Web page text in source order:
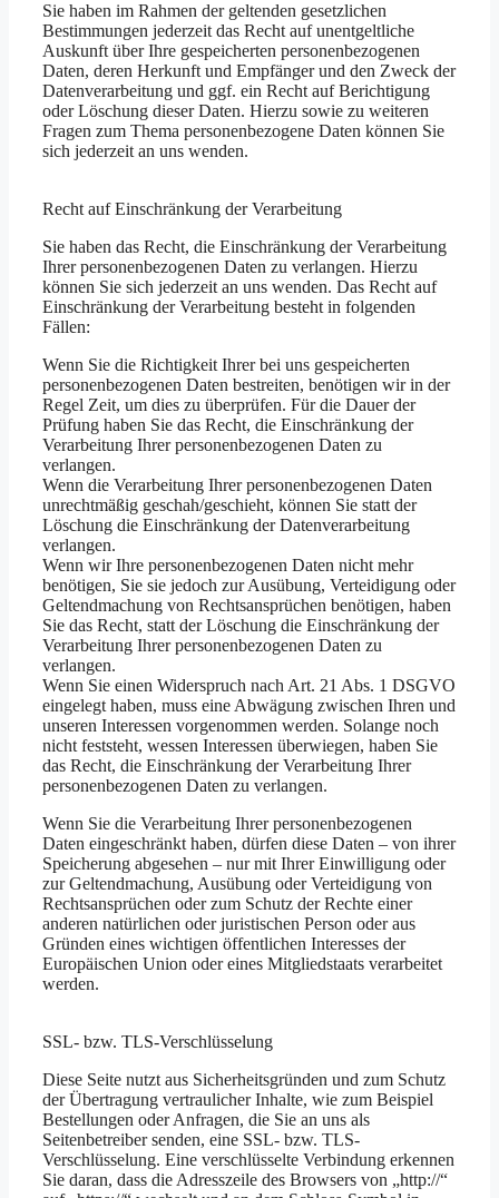
Sie haben im Rahmen der geltenden gesetzlichen
Bestimmungen jederzeit das Recht auf unentgeltliche
Auskunft über Ihre gespeicherten personenbezogenen
Daten, deren Herkunft und Empfänger und den Zweck der
Datenverarbeitung und ggf. ein Recht auf Berichtigung
oder Löschung dieser Daten. Hierzu sowie zu weiteren
Fragen zum Thema personenbezogene Daten können Sie
sich jederzeit an uns wenden.
Recht auf Einschränkung der Verarbeitung
Sie haben das Recht, die Einschränkung der Verarbeitung
Ihrer personenbezogenen Daten zu verlangen. Hierzu
können Sie sich jederzeit an uns wenden. Das Recht auf
Einschränkung der Verarbeitung besteht in folgenden
Fällen:
Wenn Sie die Richtigkeit Ihrer bei uns gespeicherten
personenbezogenen Daten bestreiten, benötigen wir in der
Regel Zeit, um dies zu überprüfen. Für die Dauer der
Prüfung haben Sie das Recht, die Einschränkung der
Verarbeitung Ihrer personenbezogenen Daten zu
verlangen.
Wenn die Verarbeitung Ihrer personenbezogenen Daten
unrechtmäßig geschah/geschieht, können Sie statt der
Löschung die Einschränkung der Datenverarbeitung
verlangen.
Wenn wir Ihre personenbezogenen Daten nicht mehr
benötigen, Sie sie jedoch zur Ausübung, Verteidigung oder
Geltendmachung von Rechtsansprüchen benötigen, haben
Sie das Recht, statt der Löschung die Einschränkung der
Verarbeitung Ihrer personenbezogenen Daten zu
verlangen.
Wenn Sie einen Widerspruch nach Art. 21 Abs. 1 DSGVO
eingelegt haben, muss eine Abwägung zwischen Ihren und
unseren Interessen vorgenommen werden. Solange noch
nicht feststeht, wessen Interessen überwiegen, haben Sie
das Recht, die Einschränkung der Verarbeitung Ihrer
personenbezogenen Daten zu verlangen.
Wenn Sie die Verarbeitung Ihrer personenbezogenen
Daten eingeschränkt haben, dürfen diese Daten – von ihrer
Speicherung abgesehen – nur mit Ihrer Einwilligung oder
zur Geltendmachung, Ausübung oder Verteidigung von
Rechtsansprüchen oder zum Schutz der Rechte einer
anderen natürlichen oder juristischen Person oder aus
Gründen eines wichtigen öffentlichen Interesses der
Europäischen Union oder eines Mitgliedstaats verarbeitet
werden.
SSL- bzw. TLS-Verschlüsselung
Diese Seite nutzt aus Sicherheitsgründen und zum Schutz
der Übertragung vertraulicher Inhalte, wie zum Beispiel
Bestellungen oder Anfragen, die Sie an uns als
Seitenbetreiber senden, eine SSL- bzw. TLS-
Verschlüsselung. Eine verschlüsselte Verbindung erkennen
Sie daran, dass die Adresszeile des Browsers von „http://“